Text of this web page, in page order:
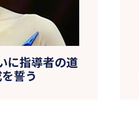
に指導者の道
誓う